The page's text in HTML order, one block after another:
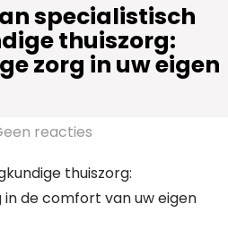
specialistisch
thuiszorg:
zorg in uw eigen
reacties
thuiszorg:
de comfort van uw eigen